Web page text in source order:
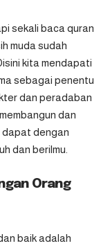
sekali baca quran
muda sudah
kita mendapati
sebagai penentu
dan peradaban
dan
dapat dengan
dan berilmu.
Orang
baik adalah